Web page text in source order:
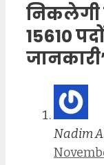
निकलेगी
15610
Nadim